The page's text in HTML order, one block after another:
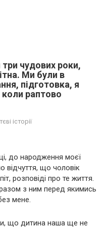
чудових роки,
Ми були в
підготовка, я
раптово
історії
до народження моєї
відчуття, що чоловік
розповіді про те життя.
з ним перед якимись
мене.
що дитина наша ще не